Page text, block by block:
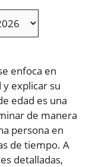
enfoca en
explicar su
edad es una
de manera
persona en
de tiempo. A
detalladas,